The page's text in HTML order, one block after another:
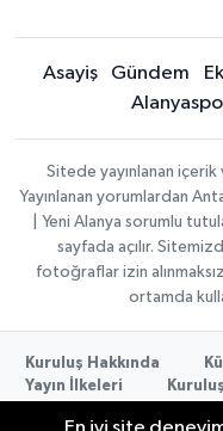
Asayiş Gündem
Sitede yayınlanan
Yayınlanan yorumlardan
| Yeni Alanya sorumlu
sayfada açılır.
fotoğraflar izin
ortamda
Kuruluş Hakkında
Yayın İlkeleri